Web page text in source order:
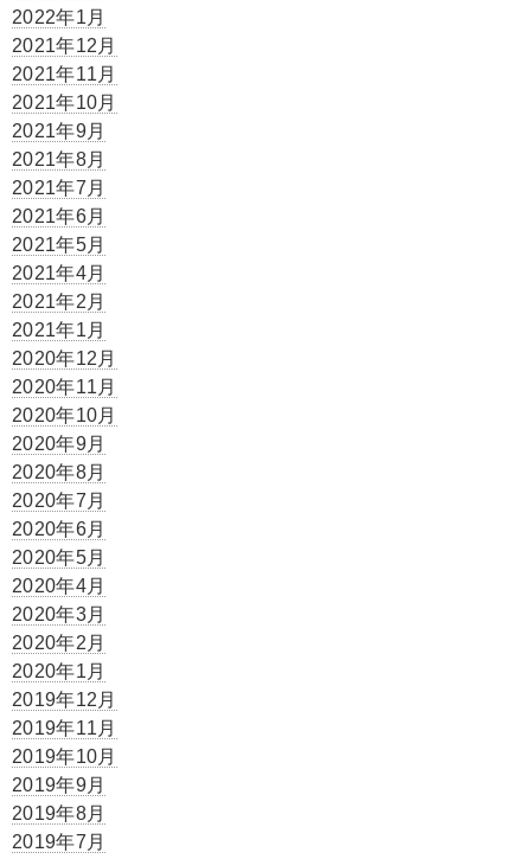
2022年1月
2021年12月
2021年11月
2021年10月
2021年9月
2021年8月
2021年7月
2021年6月
2021年5月
2021年4月
2021年2月
2021年1月
2020年12月
2020年11月
2020年10月
2020年9月
2020年8月
2020年7月
2020年6月
2020年5月
2020年4月
2020年3月
2020年2月
2020年1月
2019年12月
2019年11月
2019年10月
2019年9月
2019年8月
2019年7月